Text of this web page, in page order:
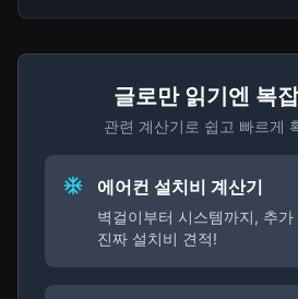
글로만 읽기엔 복
관련 계산기로 쉽고 빠르게
에어컨 설치비 계산기
벽걸이부터 시스템까지, 추
진짜 설치비 견적!